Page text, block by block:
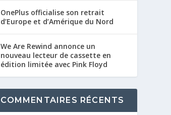
OnePlus officialise son retrait
d’Europe et d’Amérique du Nord
We Are Rewind annonce un
nouveau lecteur de cassette en
édition limitée avec Pink Floyd
COMMENTAIRES RÉCENTS